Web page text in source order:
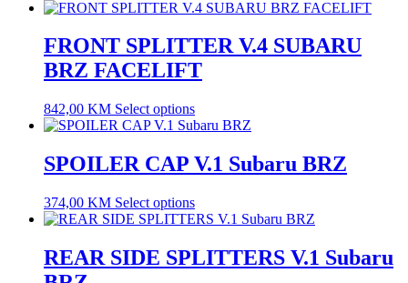
FRONT SPLITTER V.4 SUBARU
BRZ FACELIFT
842,00 KM Select options
SPOILER CAP V.1 Subaru BRZ
374,00 KM Select options
REAR SIDE SPLITTERS V.1 Subaru